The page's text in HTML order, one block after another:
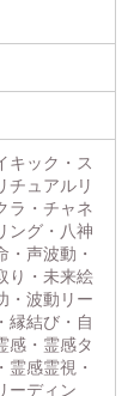
キック・ス
チュアルリ
ラ・チャネ
ング・八神
声波動・
り・未来絵
・波動リー
縁結び・自
感・霊感タ
霊感霊視・
ーディン